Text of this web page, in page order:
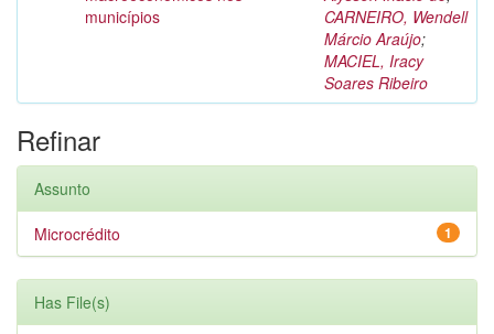
municípios
CARNEIRO, Wendell
Márcio Araújo;
MACIEL, Iracy
Soares Ribeiro
Refinar
Assunto
1
Microcrédito
Has File(s)